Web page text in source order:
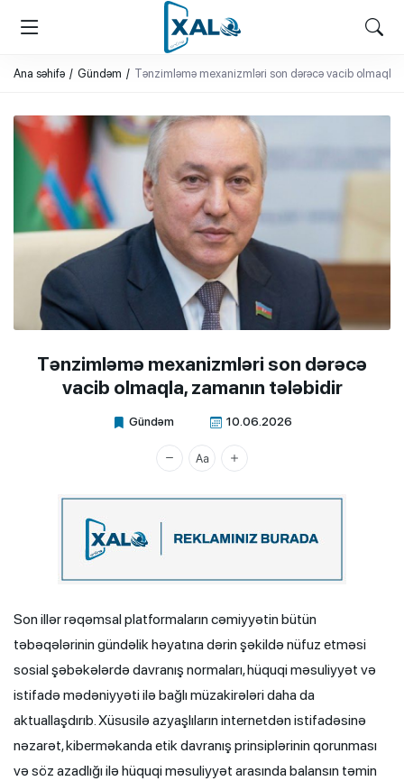
XALQ.ONLINE
ONLAYN PLATFORMA
Ana səhifə Gündəm Tənzimləmə mexanizmləri son dərəcə vacib olmaqla,
Tənzimləmə mexanizmləri son dərəcə
vacib olmaqla, zamanın tələbidir
Gündəm 10.06.2026
Xalq.Online
Son illər rəqəmsal platformaların cəmiyyətin bütün
təbəqələrinin gündəlik həyatına dərin şəkildə nüfuz etməsi
sosial şəbəkələrdə davranış normaları, hüquqi məsuliyyət və
istifadə mədəniyyəti ilə bağlı müzakirələri daha da
aktuallaşdırıb. Xüsusilə azyaşlıların internetdən istifadəsinə
nəzarət, kiberməkanda etik davranış prinsiplərinin qorunması
və söz azadlığı ilə hüquqi məsuliyyət arasında balansın təmin